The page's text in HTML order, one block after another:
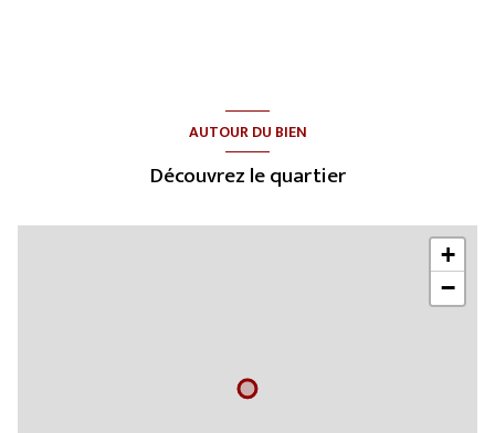
AUTOUR DU BIEN
Découvrez le quartier
+
−